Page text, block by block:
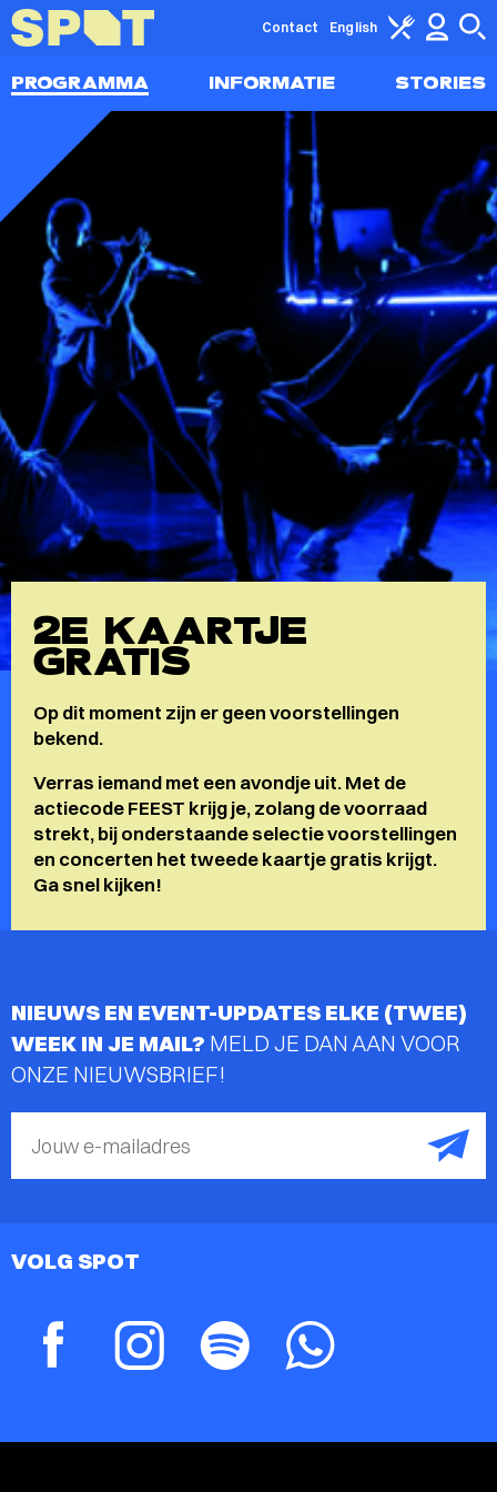
PROGRAMMA INFORMATIE STORIES
Contact English
2E KAARTJE
GRATIS
Op dit moment zijn er geen voorstellingen
bekend.
Verras iemand met een avondje uit. Met de
actiecode FEEST krijg je, zolang de voorraad
strekt, bij onderstaande selectie voorstellingen
en concerten het tweede kaartje gratis krijgt.
Ga snel kijken!
NIEUWS EN EVENT-UPDATES ELKE (TWEE)
WEEK IN JE MAIL? MELD JE DAN AAN VOOR
ONZE NIEUWSBRIEF!
Jouw e-mailadres
VOLG SPOT